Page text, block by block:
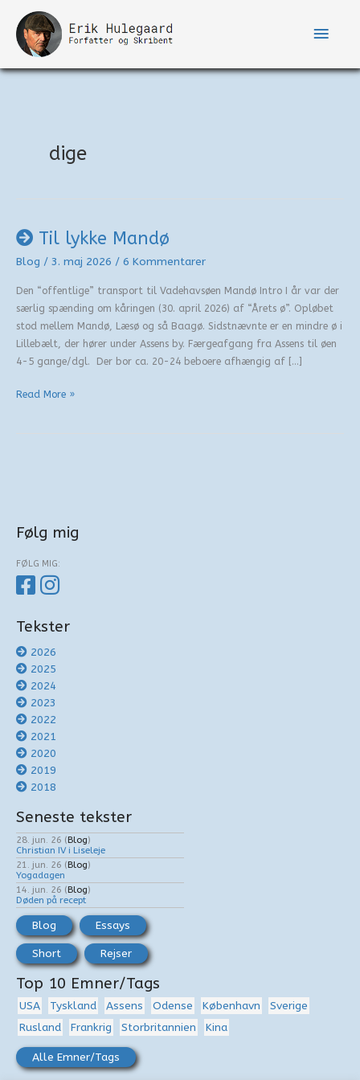
indholdet
dige
Til lykke Mandø
Blog / 3. maj 2026 / 6 Kommentarer
Den “offentlige” transport til Vadehavsøen Mandø Intro I år var der
særlig spænding om kåringen (30. april 2026) af “Årets ø”. Opløbet
stod mellem Mandø, Læsø og så Baagø. Sidstnævnte er en mindre ø i
Lillebælt, der hører under Assens by. Færgeafgang fra Assens til øen
4-5 gange/dgl. Der bor ca. 20-24 beboere afhængig af […]
Til
Read More »
Følg mig
FØLG MIG:
Tekster
2026
2025
2024
2023
2022
2021
2020
2019
2018
Seneste tekster
28. jun. 26 (Blog)
Christian IV i Liseleje
21. jun. 26 (Blog)
Yogadagen
14. jun. 26 (Blog)
Døden på recept
Blog Essays
Short Rejser
Top 10 Emner/Tags
USA Tyskland Assens Odense København
Sverige
Rusland
Frankrig Storbritannien Kina
Alle Emner/Tags